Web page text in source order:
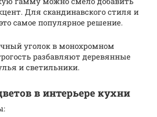
Для скандинавского стиля и
самое популярное решение.
уголок в монохромном
разбавляют деревянные
и светильники.
в интерьере кухни